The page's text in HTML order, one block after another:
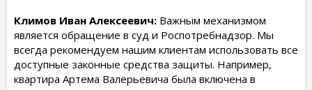
Климов Иван Алексеевич: Важным механизмом
является обращение в суд и Роспотребнадзор. Мы
всегда рекомендуем нашим клиентам использовать все
доступные законные средства защиты. Например,
квартира Артема Валерьевича была включена в